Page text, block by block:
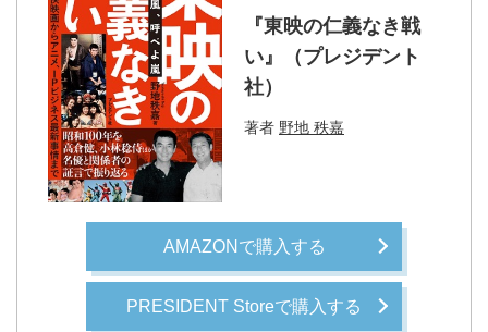
『東映の仁義なき戦
い』（プレジデント
社）
著者 野地 秩嘉
AMAZONで購入する
PRESIDENT Storeで購入する